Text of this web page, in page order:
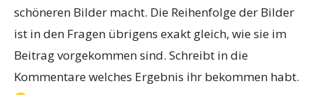
schöneren Bilder macht. Die Reihenfolge der Bilder
ist in den Fragen übrigens exakt gleich, wie sie im
Beitrag vorgekommen sind. Schreibt in die
Kommentare welches Ergebnis ihr bekommen habt.